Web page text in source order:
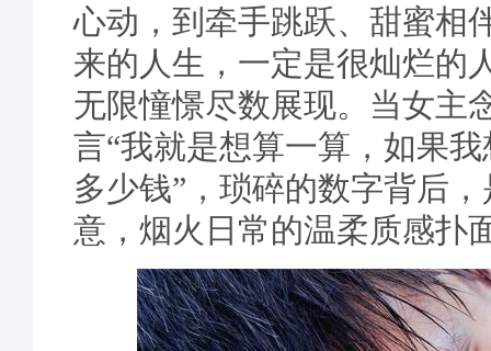
心动，到牵手跳跃、甜蜜相
来的人生，一定是很灿烂的
无限憧憬尽数展现。当女主
言“我就是想算一算，如果
多少钱”，琐碎的数字背后
意，烟火日常的温柔质感扑